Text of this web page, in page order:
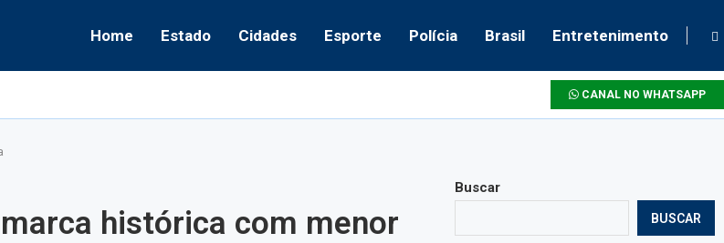
Home Estado Cidades Esporte Polícia Brasil Entretenimento
e Aponta Caminhos... CANAL NO WHATSAPP
histórica com menor
Buscar
BUSCAR